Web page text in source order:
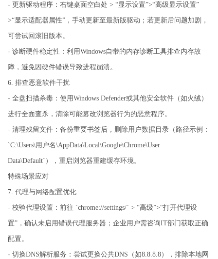
- 更新驱动程序：右键桌面空白处 > “显示设置”>“高级显示设置”
>“显示适配器属性”，手动更新至最新版驱动；若更新后问题加剧，
可尝试回滚旧版本。
- 诊断硬件稳定性：利用Windows自带的内存诊断工具排查内存故
障，避免因硬件错误导致进程崩溃。
6. 排查恶意软件干扰
- 全盘扫描杀毒：使用Windows Defender或其他安全软件（如火绒）
进行全面查杀，清除可能篡改浏览器行为的恶意程序。
- 清理残留文件：备份重要书签后，删除用户数据目录（路径示例：
`C:\Users\用户名\AppData\Local\Google\Chrome\User
Data\Default`），重启浏览器重建缓存环境。
特殊场景应对
7. 代理与网络配置优化
- 校验代理设置：前往 `chrome://settings/` > “高级”>“打开代理设
置”，确认未启用错误代理服务器；企业用户需咨询IT部门获取正确
配置。
- 切换DNS解析服务：尝试更换公共DNS（如8.8.8.8），排除本地网